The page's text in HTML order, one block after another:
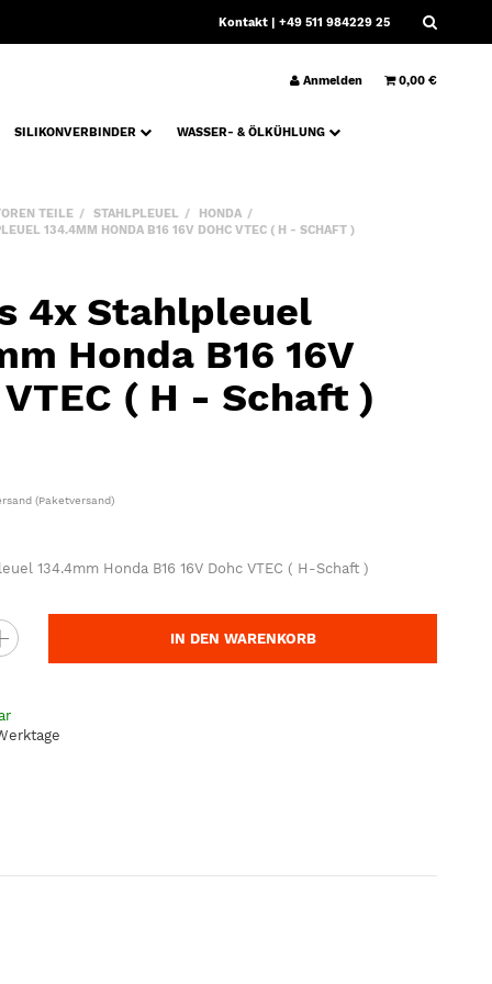
Kontakt | +49 511 984229 25
Anmelden 0,00 €
SILIKONVERBINDER
WASSER- & ÖLKÜHLUNG
TEILE STAHLPLEUEL
HONDA
134.4MM HONDA B16 16V DOHC VTEC ( H - SCHAFT )
4x Stahlpleuel
Honda B16 16V
VTEC ( H - Schaft )
(Paketversand)
134.4mm Honda B16 16V Dohc VTEC ( H-Schaft )
IN DEN WARENKORB